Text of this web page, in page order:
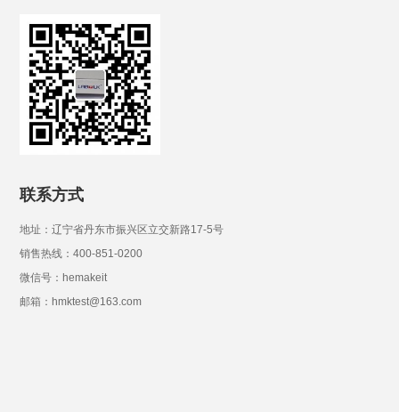
联系方式
地址：辽宁省丹东市振兴区立交新路17-5号
销售热线：400-851-0200
微信号：hemakeit
邮箱：hmktest@163.com